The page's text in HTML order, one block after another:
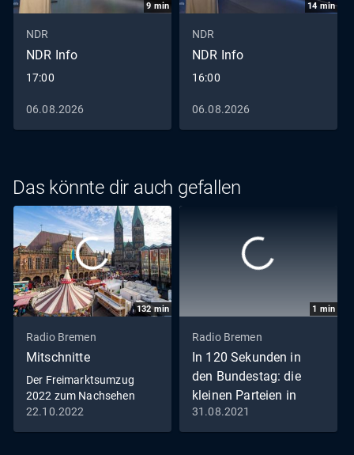
9 min
NDR
NDR Info
17:00
06.08.2026
14 min
NDR
NDR Info
16:00
06.08.2026
Das könnte dir auch gefallen
132min
Radio Bremen
Mitschnitte
Der Freimarktsumzug
2022 zum Nachsehen
22.10.2022
1 min
Radio Bremen
In 120 Sekunden in
den Bundestag: die
kleinen Parteien in
Bremen
31.08.2021